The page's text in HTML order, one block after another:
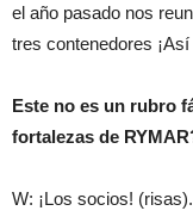
el año pasado nos
tres contenedores
Este no es un rubro
fortalezas de
W: ¡Los socios!